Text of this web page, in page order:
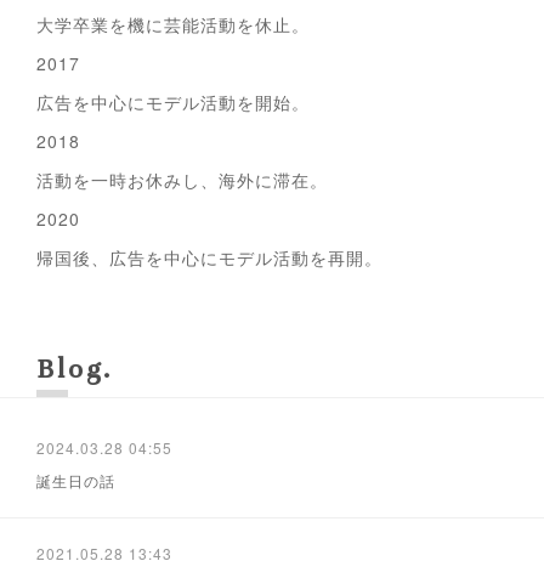
大学卒業を機に芸能活動を休止。
2017
広告を中心にモデル活動を開始。
2018
活動を一時お休みし、海外に滞在。
2020
帰国後、広告を中心にモデル活動を再開。
Blog
2024.03.28 04:55
誕生日の話
2021.05.28 13:43